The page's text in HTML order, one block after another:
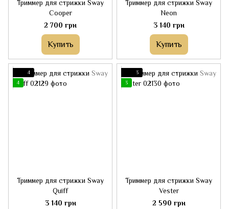
Триммер для стрижки Sway
Cooper
2 700 грн
Купить
Триммер для стрижки Sway
Neon
3 140 грн
Купить
4
4
Триммер для стрижки Sway
Quiff
3 140 грн
3
3
Триммер для стрижки Sway
Vester
2 590 грн